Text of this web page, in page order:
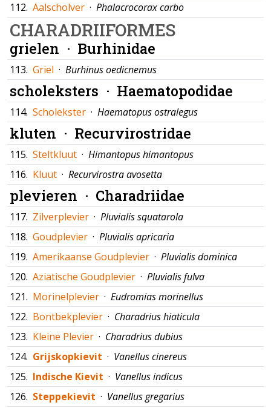
112. Aalscholver · Phalacrocorax carbo
CHARADRIIFORMES
grielen · Burhinidae
113. Griel · Burhinus oedicnemus
scholeksters · Haematopodidae
114. Scholekster · Haematopus ostralegus
kluten · Recurvirostridae
115. Steltkluut · Himantopus himantopus
116. Kluut · Recurvirostra avosetta
plevieren · Charadriidae
117. Zilverplevier · Pluvialis squatarola
118. Goudplevier · Pluvialis apricaria
119. Amerikaanse Goudplevier · Pluvialis dominica
120. Aziatische Goudplevier · Pluvialis fulva
121. Morinelplevier · Eudromias morinellus
122. Bontbekplevier · Charadrius hiaticula
123. Kleine Plevier · Charadrius dubius
124. Grijskopkievit · Vanellus cinereus
125. Indische Kievit · Vanellus indicus
126. Steppekievit · Vanellus gregarius